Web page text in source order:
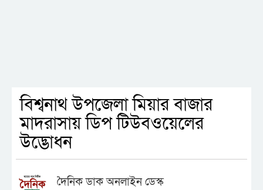
বিশ্বনাথ উপজেলা মিয়ার বাজার
মাদরাসায় ডিপ টিউবওয়েলের
উদ্ভোধন
দৈনিক ডাক অনলাইন ডেস্ক